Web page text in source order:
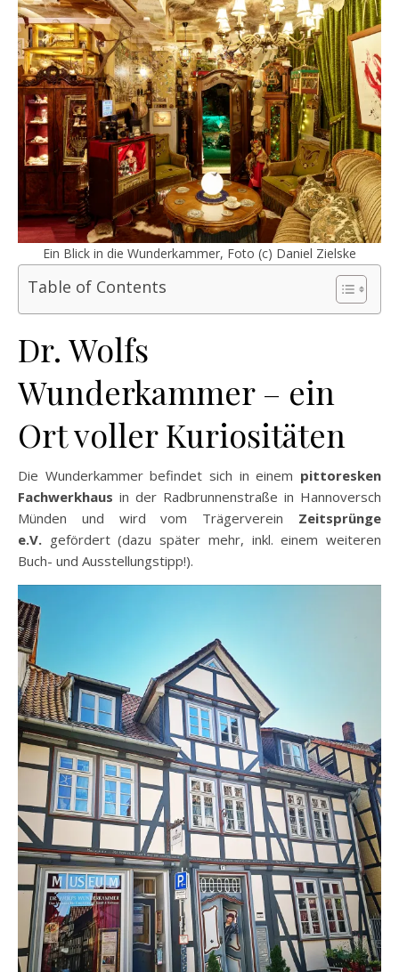
Ein Blick in die Wunderkammer, Foto (c) Daniel Zielske
Table of Contents
Dr. Wolfs
Wunderkammer – ein
Ort voller Kuriositäten
Die Wunderkammer befindet sich in einem pittoresken
Fachwerkhaus in der Radbrunnenstraße in Hannoversch
Münden und wird vom Trägerverein Zeitsprünge
e.V. gefördert (dazu später mehr, inkl. einem weiteren
Buch- und Ausstellungstipp!).